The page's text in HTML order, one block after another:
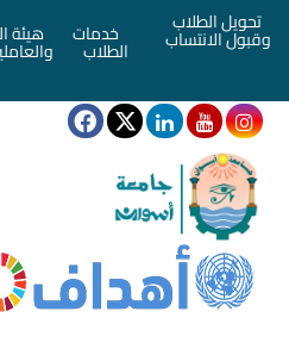
تحويل الطلاب
وقبول الانتساب خدمات
الطلاب
هيئة